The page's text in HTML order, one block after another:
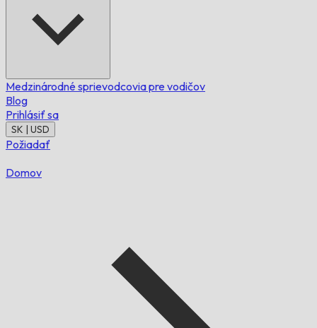
Medzinárodné sprievodcovia pre vodičov
Blog
Prihlásiť sa
SK | USD
Požiadať
Domov